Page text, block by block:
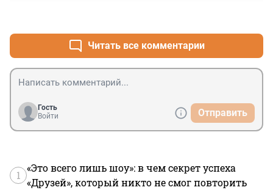
Читать все комментарии
Гость
Войти
Отправить
1
«Это всего лишь шоу»: в чем секрет успеха
«Друзей», который никто не смог повторить